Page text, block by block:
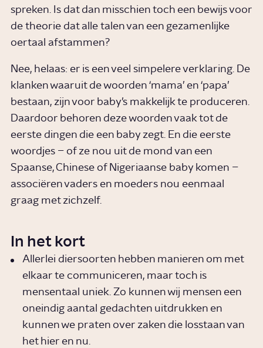
spreken. Is dat dan misschien toch een bewijs voor
de theorie dat alle talen van een gezamenlijke
oertaal afstammen?
Nee, helaas: er is een veel simpelere verklaring. De
klanken waaruit de woorden ‘mama’ en ‘papa’
bestaan, zijn voor baby’s makkelijk te produceren.
Daardoor behoren deze woorden vaak tot de
eerste dingen die een baby zegt. En die eerste
woordjes – of ze nou uit de mond van een
Spaanse, Chinese of Nigeriaanse baby komen –
associëren vaders en moeders nou eenmaal
graag met zichzelf.
In het kort
Allerlei diersoorten hebben manieren om met
elkaar te communiceren, maar toch is
mensentaal uniek. Zo kunnen wij mensen een
oneindig aantal gedachten uitdrukken en
kunnen we praten over zaken die losstaan van
het hier en nu.